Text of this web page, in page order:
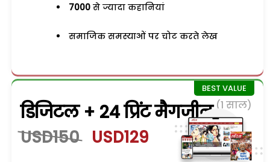
7000 से ज्यादा कहानियां
समाजिक समस्याओं पर चोट करते लेख
डिजिटल + 24 प्रिंट मैगजीन (1 साल)
USD150 USD129